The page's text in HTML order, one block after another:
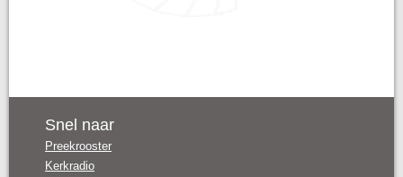
Snel naar
Preekrooster
Kerkradio